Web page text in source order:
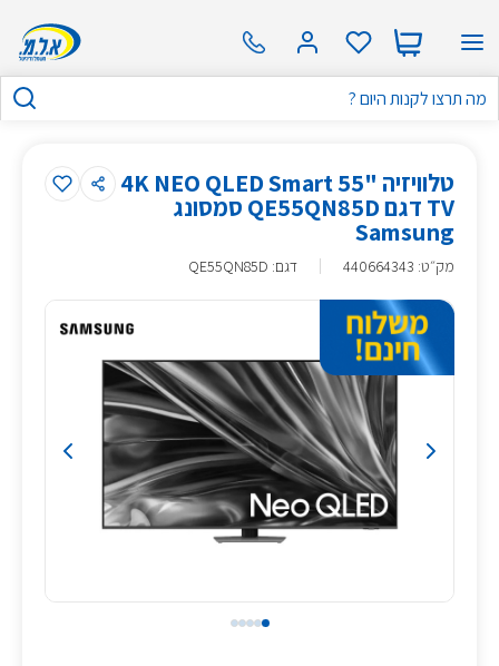
טלוויזיה "55 4K NEO QLED Smart
TV דגם QE55QN85D סמסונג
Samsung
מק״ט:
440664343 דגם: QE55QN85D